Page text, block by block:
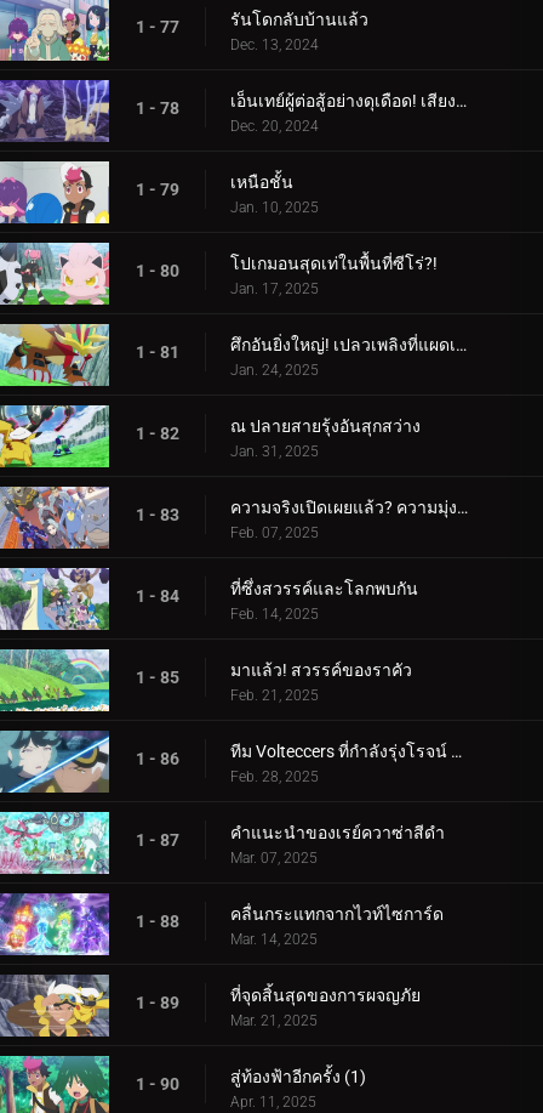
1 - 77 รันโดกลับบ้านแล้ว
Dec. 13, 2024
1 - 78 เอ็นเทย์ผู้ต่อสู้อย่างดุเดือด! เสียงร้องแห่งเปลวเพลิง!!!
Dec. 20, 2024
1 - 79 เหนือชั้น
Jan. 10, 2025
1 - 80 โปเกมอนสุดเท่ในพื้นที่ซีโร่?!
Jan. 17, 2025
1 - 81 ศึกอันยิ่งใหญ่! เปลวเพลิงที่แผดเผาโลก
Jan. 24, 2025
1 - 82 ณ ปลายสายรุ้งอันสุกสว่าง
Jan. 31, 2025
1 - 83 ความจริงเปิดเผยแล้ว? ความมุ่งมั่นของอเมทิโอ
Feb. 07, 2025
1 - 84 ที่ซึ่งสวรรค์และโลกพบกัน
Feb. 14, 2025
1 - 85 มาแล้ว! สวรรค์ของราคัว
Feb. 21, 2025
1 - 86 ทีม Volteccers ที่กำลังรุ่งโรจน์ ปะทะ ทีม Explorers!
Feb. 28, 2025
1 - 87 คำแนะนำของเรย์ควาซ่าสีดำ
Mar. 07, 2025
1 - 88 คลื่นกระแทกจากไวท์ไซการ์ด
Mar. 14, 2025
1 - 89 ที่จุดสิ้นสุดของการผจญภัย
Mar. 21, 2025
1 - 90 สู่ท้องฟ้าอีกครั้ง (1)
Apr. 11, 2025